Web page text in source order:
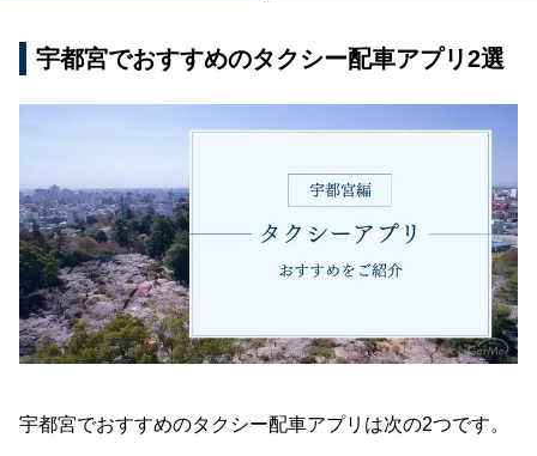
宇都宮でおすすめのタクシー配車アプリ2選
宇都宮でおすすめのタクシー配車アプリは次の2つです。